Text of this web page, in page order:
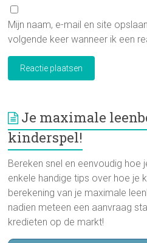
Mijn naam, e-mail en site
volgende keer wanneer ik een
Je maximale
kinderspel!
Bereken snel en eenvoudig hoe
enkele handige tips over hoe je
berekening van je maximale
nadien meteen een aanvraag
kredieten op de markt!